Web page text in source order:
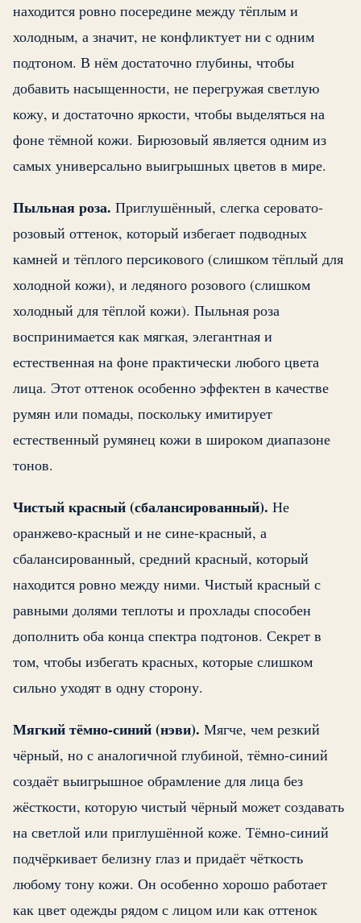
находится ровно посередине между тёплым и
холодным, а значит, не конфликтует ни с одним
подтоном. В нём достаточно глубины, чтобы
добавить насыщенности, не перегружая светлую
кожу, и достаточно яркости, чтобы выделяться на
фоне тёмной кожи. Бирюзовый является одним из
самых универсально выигрышных цветов в мире.
Пыльная роза. Приглушённый, слегка серовато-
розовый оттенок, который избегает подводных
камней и тёплого персикового (слишком тёплый для
холодной кожи), и ледяного розового (слишком
холодный для тёплой кожи). Пыльная роза
воспринимается как мягкая, элегантная и
естественная на фоне практически любого цвета
лица. Этот оттенок особенно эффектен в качестве
румян или помады, поскольку имитирует
естественный румянец кожи в широком диапазоне
тонов.
Чистый красный (сбалансированный). Не
оранжево-красный и не сине-красный, а
сбалансированный, средний красный, который
находится ровно между ними. Чистый красный с
равными долями теплоты и прохлады способен
дополнить оба конца спектра подтонов. Секрет в
том, чтобы избегать красных, которые слишком
сильно уходят в одну сторону.
Мягкий тёмно-синий (нэви). Мягче, чем резкий
чёрный, но с аналогичной глубиной, тёмно-синий
создаёт выигрышное обрамление для лица без
жёсткости, которую чистый чёрный может создавать
на светлой или приглушённой коже. Тёмно-синий
подчёркивает белизну глаз и придаёт чёткость
любому тону кожи. Он особенно хорошо работает
как цвет одежды рядом с лицом или как оттенок